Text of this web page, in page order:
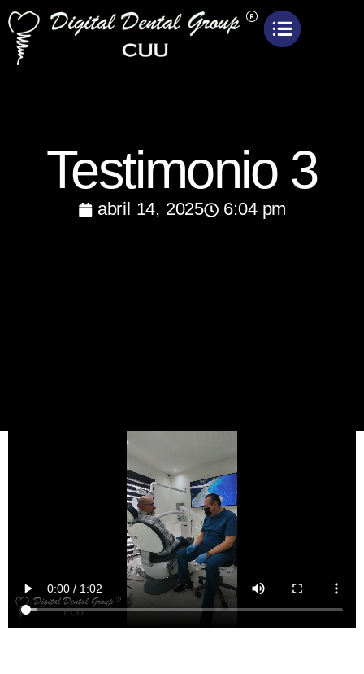
Testimonio 3
abril 14, 2025 6:04 pm